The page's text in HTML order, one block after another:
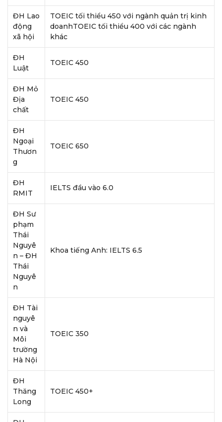
ĐH Lao
động
xã hội
TOEIC tối thiểu 450 với ngành quản trị kinh
doanhTOEIC tối thiểu 400 với các ngành
khác
ĐH
Luật
TOEIC 450
ĐH Mỏ
Địa
chất
TOEIC 450
ĐH
Ngoại
Thươn
g
TOEIC 650
ĐH
RMIT
IELTS đầu vào 6.0
ĐH Sư
phạm
Thái
Nguyê
n – ĐH
Thái
Nguyê
n
Khoa tiếng Anh: IELTS 6.5
ĐH Tài
nguyê
n và
Môi
trường
Hà Nội
TOEIC 350
ĐH
Thăng
Long
TOEIC 450+